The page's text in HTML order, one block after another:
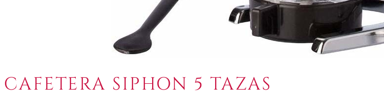
CAFETERA SIPHON 5 TAZAS